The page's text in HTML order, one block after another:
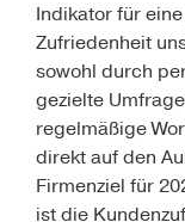
Indikator für
Zufriedenheit
sowohl durch
gezielte
regelmäßige
direkt auf den
Firmenziel für
ist die